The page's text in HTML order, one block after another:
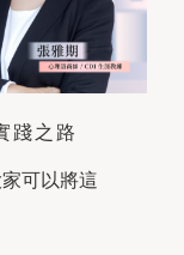
踐之路
可以將這